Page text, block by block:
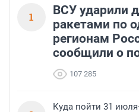
1
ВСУ ударили
ракетами по
регионам
сообщили о
107 285
Куда пойти 31